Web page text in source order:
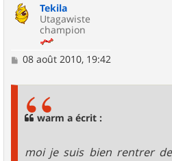
Tekila
Utagawiste
champion
M
08 août 2010, 19:42
warm a écrit :
moi je suis bien rentrer